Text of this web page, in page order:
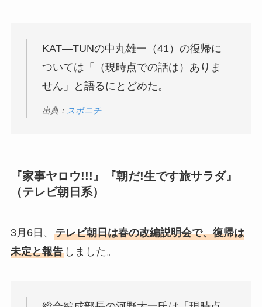
KAT―TUNの中丸雄一（41）の復帰に
ついては「（現時点での話は）ありま
せん」と語るにとどめた。
出典： スポニチ
『家事ヤロウ!!!』『朝だ!生です旅サラダ』
（テレビ朝日系）
3月6日、 テレビ朝日は春の改編説明会で、復帰は
未定と報告しました。